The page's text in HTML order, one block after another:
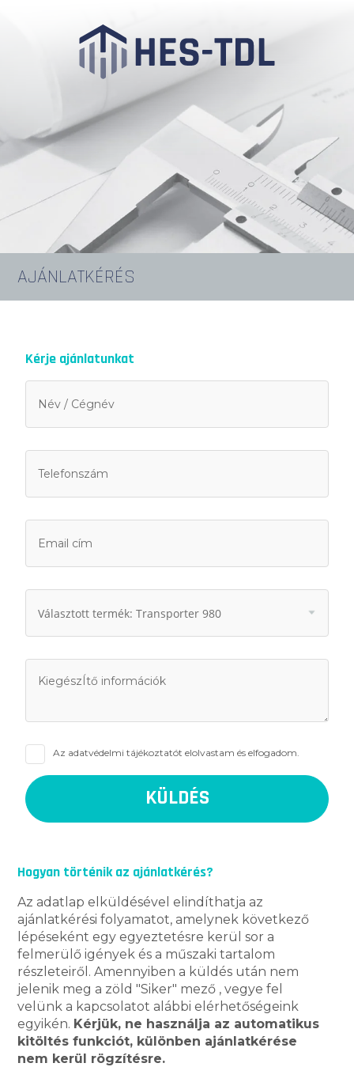
AJÁNLATKÉRÉS
Kérje ajánlatunkat
Az adatvédelmi tájékoztatót elolvastam és elfogadom.
Hogyan történik az ajánlatkérés?
Az adatlap elküldésével elindíthatja az
ajánlatkérési folyamatot, amelynek következő
lépéseként egy egyeztetésre kerül sor a
felmerülő igények és a műszaki tartalom
részleteiről. Amennyiben a küldés után nem
jelenik meg a zöld "Siker" mező , vegye fel
velünk a kapcsolatot alábbi elérhetőségeink
egyikén. Kérjük, ne használja az automatikus
kitöltés funkciót, különben ajánlatkérése
nem kerül rögzítésre.